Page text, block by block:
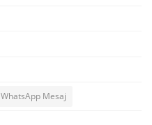
WhatsApp Mesaj